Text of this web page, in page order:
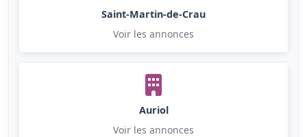
Saint-Martin-de-Crau
Voir les annonces
Auriol
Voir les annonces